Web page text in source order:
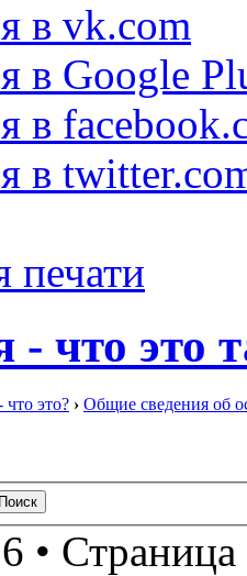
в vk.com
в Google
в
в
печати
- что это
что это? › Общие сведения об
• Страница